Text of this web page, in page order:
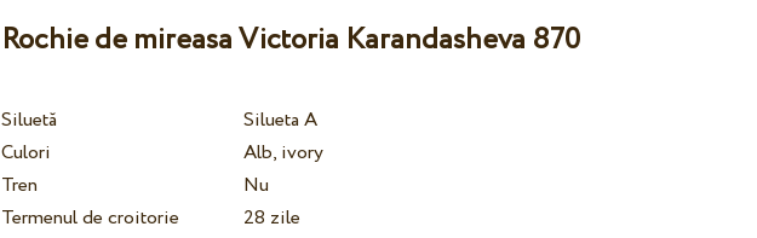
Rochie de mireasa Victoria Karandasheva 870
Siluetă
Silueta A
Culori
Alb, ivory
Tren
Nu
Termenul de croitorie
28 zile